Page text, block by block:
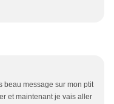
beau message sur mon ptit
et maintenant je vais aller